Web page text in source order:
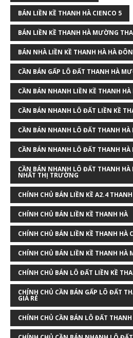
BÁN LIỀN KỀ THANH HÀ CIENCO 5
BÁN LIỀN KỀ THANH HÀ MƯỜNG
BÁN NHÀ LIỀN KỀ THANH HÀ HÀ
CẦN BÁN GẤP LÔ ĐẤT THANH HÀ
CẦN BÁN NHANH LIỀN KỀ THANH
CẦN BÁN NHANH LÔ ĐẤT LIỀN KỀ
CẦN BÁN NHANH LÔ ĐẤT THANH
CẦN BÁN NHANH LÔ ĐẤT THANH HÀ
CẦN BÁN NHANH LÔ ĐẤT THANH HÀ
NHẤT THỊ TRƯỜNG
CHÍNH CHỦ BÁN LIỀN KỀ A2.4
CHÍNH CHỦ BÁN LIỀN KỀ THANH HÀ
CHÍNH CHỦ BÁN LIỀN KỀ THANH HÀ
CHÍNH CHỦ BÁN LIỀN KỀ THANH HÀ
CHÍNH CHỦ BÁN LÔ ĐẤT LIỀN KỀ
CHÍNH CHỦ CẦN BÁN GẤP LÔ ĐẤT
GIÁ RẺ
CHÍNH CHỦ CẦN BÁN LÔ ĐẤT